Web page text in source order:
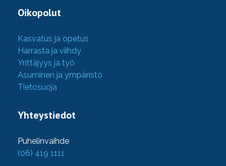
Oikopolut
Kasvatus ja opetus
Harrasta ja viihdy
Yrittäjyys ja työ
Asuminen ja ympäristö
Tietosuoja
Yhteystiedot
Puhelinvaihde
(06) 419 1111